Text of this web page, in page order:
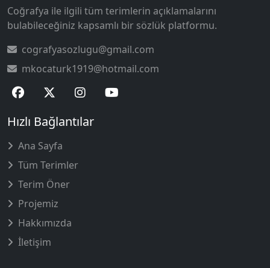
Coğrafya ile ilgili tüm terimlerin açıklamalarını
bulabileceğiniz kapsamlı bir sözlük platformu.
cografyasozlugu@gmail.com
mkocaturk1919@hotmail.com
Hızlı Bağlantılar
Ana Sayfa
Tüm Terimler
Terim Öner
Projemiz
Hakkımızda
İletişim